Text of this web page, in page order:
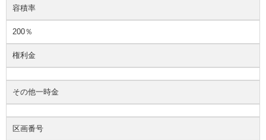
容積率
200％
権利金
その他一時金
区画番号